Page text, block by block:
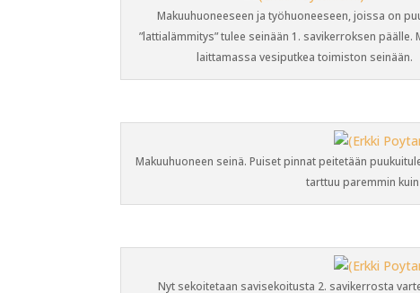
Makuuhuoneeseen ja työhuoneeseen, joissa on
”lattialämmitys” tulee seinään 1. savikerroksen päälle.
laittamassa vesiputkea toimiston seinään.
Makuuhuoneen seinä. Puiset pinnat peitetään
tarttuu paremmin
Nyt sekoitetaan savisekoitusta 2. savikerrosta